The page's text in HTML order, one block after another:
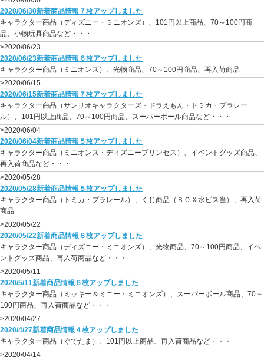
2020/06/30新着商品情報７枚アップしました
キャラクター商品（ディズニー・ミニオンズ）、101円以上商品、70～100円商
品、小物玩具商品など・・・
>2020/06/23
2020/06/23新着商品情報６枚アップしました
キャラクター商品（ミニオンズ）、光物商品、70～100円商品、再入荷商品
>2020/06/15
2020/06/15新着商品情報７枚アップしました
キャラクター商品（サンリオキャラクターズ・ドラえもん・トミカ・プラレー
ル）、101円以上商品、70～100円商品、スーパーボール商品など・・・
>2020/06/04
2020/06/04新着商品情報５枚アップしました
キャラクター商品（ミニオンズ・ディズニープリンセス）、イベントグッズ商品、
再入荷商品など・・・
>2020/05/28
2020/05/28新着商品情報５枚アップしました
キャラクター商品（トミカ・プラレール）、くじ商品（ＢＯＸ水ピス当）、再入荷
商品
>2020/05/22
2020/05/22新着商品情報８枚アップしました
キャラクター商品（ディズニー・ミニオンズ）、光物商品、70～100円商品、イベ
ントグッズ商品、再入荷商品など・・・
>2020/05/11
2020/5/11新着商品情報６枚アップしました
キャラクター商品（ミッキー＆ミニー・ミニオンズ）、スーパーボール商品、70～
100円商品、再入荷商品など・・・
>2020/04/27
2020/4/27新着商品情報４枚アップしました
キャラクター商品（ぐでたま）、101円以上商品、再入荷商品など・・・
>2020/04/14